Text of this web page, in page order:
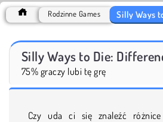
Rodzinne Games Silly Ways
Silly Ways to Die:
75% graczy lubi tę grę
Czy uda ci się znaleźć